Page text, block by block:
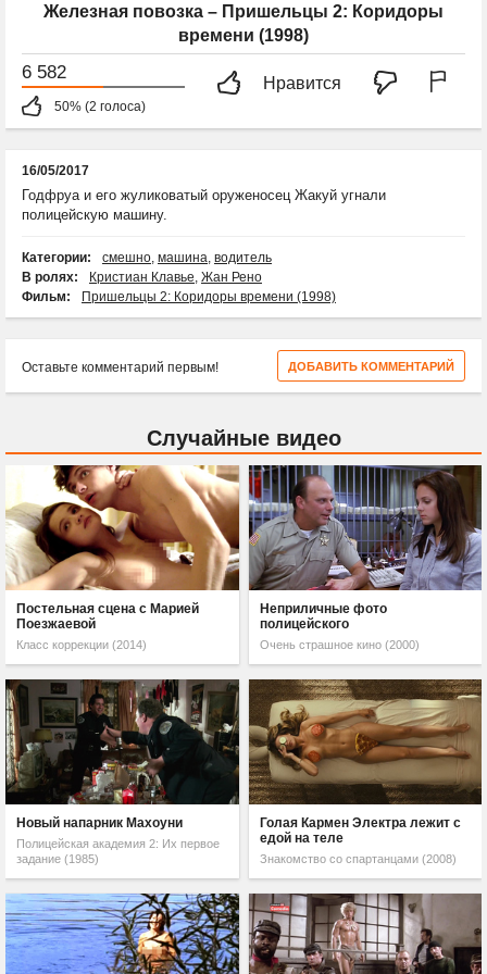
Железная повозка – Пришельцы 2: Коридоры
времени (1998)
6 582
50% (2 голоса)
Нравится
16/05/2017
Годфруа и его жуликоватый оруженосец Жакуй угнали
полицейскую машину.
Категории: смешно, машина, водитель
В ролях:
Кристиан Клавье, Жан Рено
Фильм:
Пришельцы 2: Коридоры времени (1998)
ДОБАВИТЬ КОММЕНТАРИЙ
Оставьте комментарий первым!
Случайные видео
Постельная сцена с Марией
Поезжаевой
Класс коррекции (2014)
Неприличные фото
полицейского
Очень страшное кино (2000)
Новый напарник Махоуни
Полицейская академия 2: Их первое
задание (1985)
Голая Кармен Электра лежит с
едой на теле
Знакомство со спартанцами (2008)